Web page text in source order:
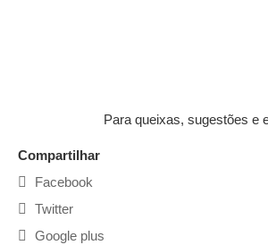
Para queixas, sugestões e
Compartilhar
Facebook
Twitter
Google plus